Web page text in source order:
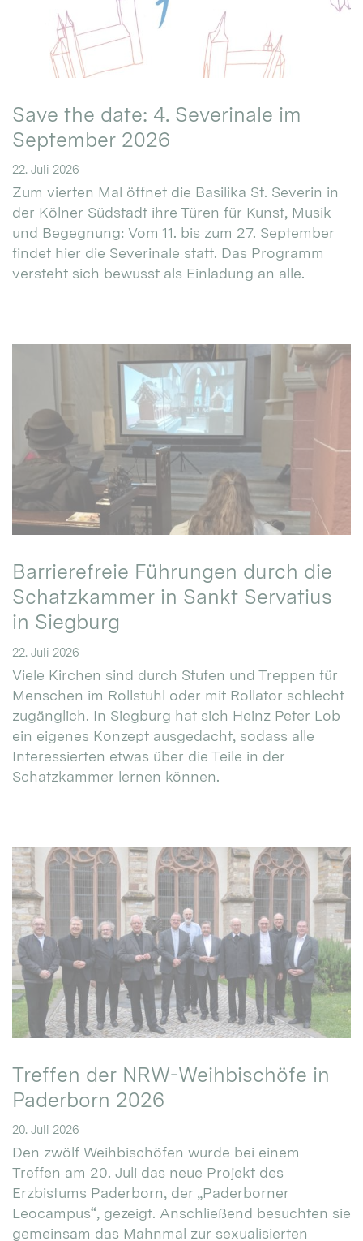
Save the date: 4. Severinale im
September 2026
22. Juli 2026
Zum vierten Mal öffnet die Basilika St. Severin in
der Kölner Südstadt ihre Türen für Kunst, Musik
und Begegnung: Vom 11. bis zum 27. September
findet hier die Severinale statt. Das Programm
versteht sich bewusst als Einladung an alle.
Barrierefreie Führungen durch die
Schatzkammer in Sankt Servatius
in Siegburg
22. Juli 2026
Viele Kirchen sind durch Stufen und Treppen für
Menschen im Rollstuhl oder mit Rollator schlecht
zugänglich. In Siegburg hat sich Heinz Peter Lob
ein eigenes Konzept ausgedacht, sodass alle
Interessierten etwas über die Teile in der
Schatzkammer lernen können.
Treffen der NRW-Weihbischöfe in
Paderborn 2026
20. Juli 2026
Den zwölf Weihbischöfen wurde bei einem
Treffen am 20. Juli das neue Projekt des
Erzbistums Paderborn, der „Paderborner
Leocampus“, gezeigt. Anschließend besuchten sie
gemeinsam das Mahnmal zur sexualisierten